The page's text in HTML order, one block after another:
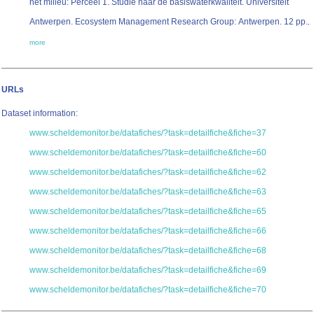
het milieu: Perceel 1. Studie naar de basiswaterkwaliteit. Universiteit
Antwerpen. Ecosystem Management Research Group: Antwerpen. 12 pp.,
more
URLs
Dataset information:
www.scheldemonitor.be/datafiches/?task=detailfiche&fiche=37
www.scheldemonitor.be/datafiches/?task=detailfiche&fiche=60
www.scheldemonitor.be/datafiches/?task=detailfiche&fiche=62
www.scheldemonitor.be/datafiches/?task=detailfiche&fiche=63
www.scheldemonitor.be/datafiches/?task=detailfiche&fiche=65
www.scheldemonitor.be/datafiches/?task=detailfiche&fiche=66
www.scheldemonitor.be/datafiches/?task=detailfiche&fiche=68
www.scheldemonitor.be/datafiches/?task=detailfiche&fiche=69
www.scheldemonitor.be/datafiches/?task=detailfiche&fiche=70